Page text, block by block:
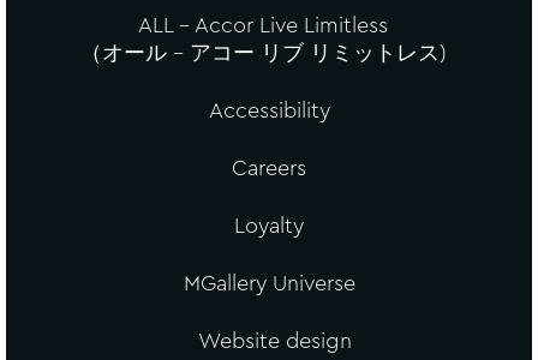
ALL - Accor Live Limitless
（オール – アコー リブ リミットレス)
Accessibility
Careers
Loyalty
MGallery Universe
Website design